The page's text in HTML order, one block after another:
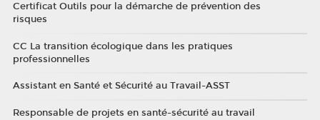
Certificat Outils pour la démarche de prévention des
risques
CC La transition écologique dans les pratiques
professionnelles
Assistant en Santé et Sécurité au Travail-ASST
Responsable de projets en santé-sécurité au travail